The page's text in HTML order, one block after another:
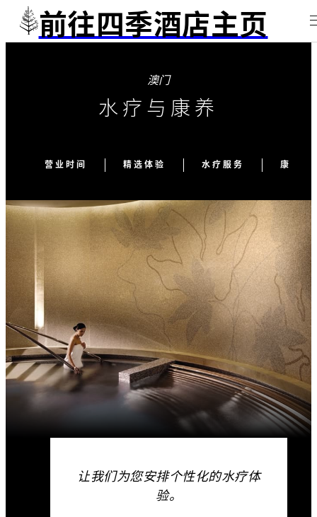
前往四季酒店主页
澳门
水疗与康养
营业时间 精选体验 水疗服务 康养服
让我们为您安排个性化的水疗体
验。